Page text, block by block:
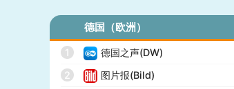
26
赫芬顿邮报(Huffpost)
27
零对冲(Zero Hedge)
28
BitChute
29
人物(People)
德国（欧洲）
1
德国之声(DW)
2
图片报(Bild)